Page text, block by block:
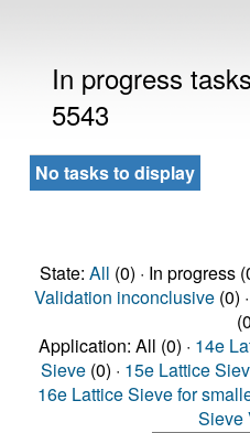
In progress
5543
No tasks to display
State: All (0) · In progress
Validation inconclusive(0) ·
Application: All (0) · 14e
Sieve (0) · 15e Lattice
16e Lattice Sieve for
Sieve